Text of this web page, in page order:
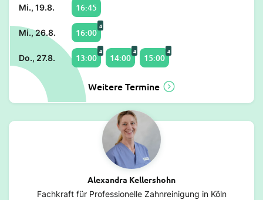
Mi., 19.8. 16:45
Mi., 26.8. 16:00
4
Do., 27.8. 13:00
4
14:00
4
15:00
4
Weitere Termine
Alexandra Kellershohn
Fachkraft für Professionelle Zahnreinigung in Köln